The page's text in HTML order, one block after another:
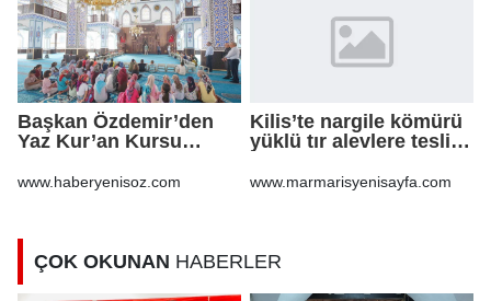
Başkan Özdemir’den
Yaz Kur’an Kursu
www.haberyenisoz.com
Kilis’te nargile kömürü
yüklü tır alevlere teslim
www.marmarisyenisayfa.com
ÇOK OKUNAN HABERLER